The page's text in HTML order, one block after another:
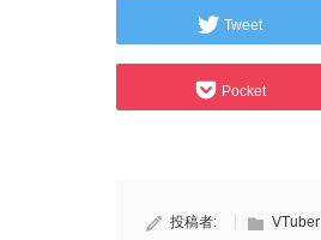
Tweet
Pocket
投稿者: VTuber